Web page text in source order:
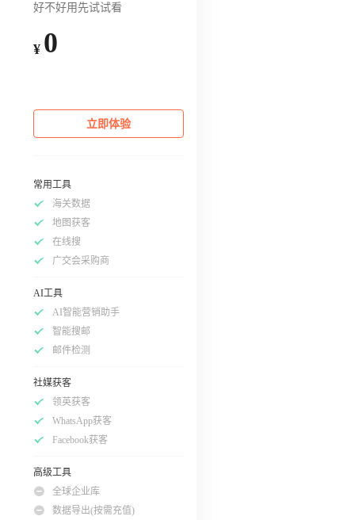
好不好用先试试看
¥ 0
立即体验
常用工具
海关数据
地图获客
在线搜
广交会采购商
AI工具
AI智能营销助手
智能搜邮
邮件检测
社媒获客
领英获客
WhatsApp获客
Facebook获客
高级工具
全球企业库
数据导出(按需充值)